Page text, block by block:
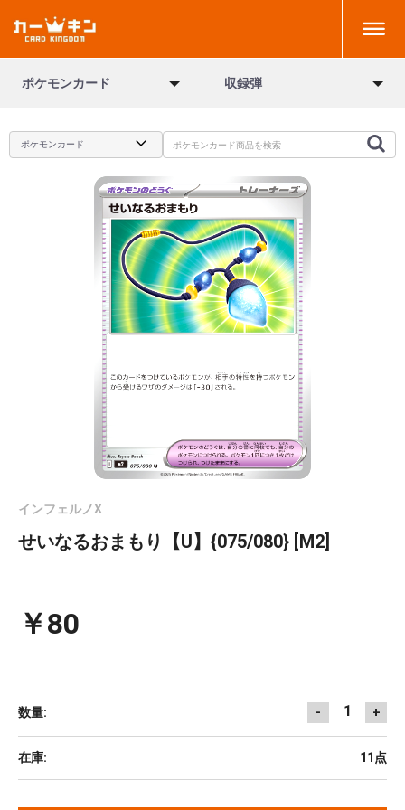
ポケモンカード 収録弾
インフェルノX
せいなるおまもり【U】{075/080} [M2]
￥80
数量: - 1 +
在庫: 11点